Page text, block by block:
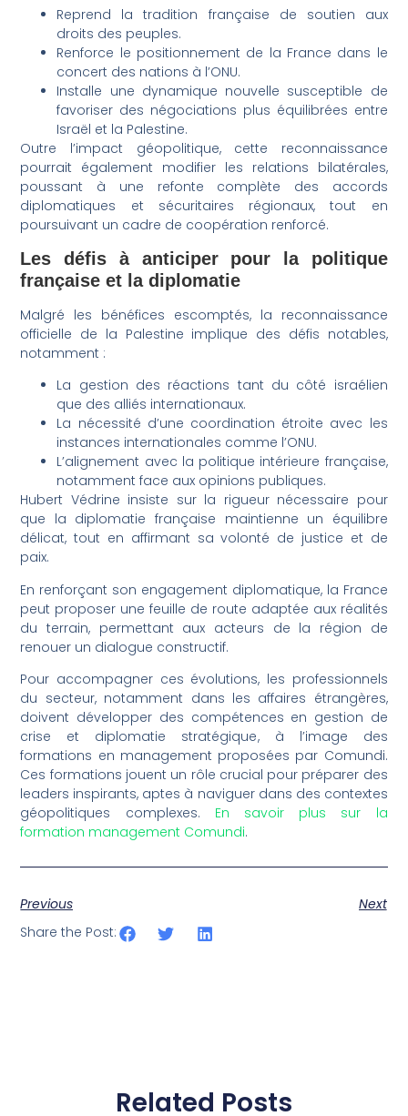
Reprend la tradition française de soutien aux
droits des peuples.
Renforce le positionnement de la France dans le
concert des nations à l’ONU.
Installe une dynamique nouvelle susceptible de
favoriser des négociations plus équilibrées entre
Israël et la Palestine.
Outre l’impact géopolitique, cette reconnaissance
pourrait également modifier les relations bilatérales,
poussant à une refonte complète des accords
diplomatiques et sécuritaires régionaux, tout en
poursuivant un cadre de coopération renforcé.
Les défis à anticiper pour la politique
française et la diplomatie
Malgré les bénéfices escomptés, la reconnaissance
officielle de la Palestine implique des défis notables,
notamment :
La gestion des réactions tant du côté israélien
que des alliés internationaux.
La nécessité d’une coordination étroite avec les
instances internationales comme l’ONU.
L’alignement avec la politique intérieure française,
notamment face aux opinions publiques.
Hubert Védrine insiste sur la rigueur nécessaire pour
que la diplomatie française maintienne un équilibre
délicat, tout en affirmant sa volonté de justice et de
paix.
En renforçant son engagement diplomatique, la France
peut proposer une feuille de route adaptée aux réalités
du terrain, permettant aux acteurs de la région de
renouer un dialogue constructif.
Pour accompagner ces évolutions, les professionnels
du secteur, notamment dans les affaires étrangères,
doivent développer des compétences en gestion de
crise et diplomatie stratégique, à l’image des
formations en management proposées par Comundi.
Ces formations jouent un rôle crucial pour préparer des
leaders inspirants, aptes à naviguer dans des contextes
géopolitiques complexes. En savoir plus sur la
formation management Comundi.
Previous
Next
Share the Post:
Related Posts